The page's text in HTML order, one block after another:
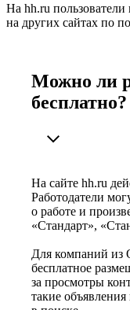
На hh.ru
на других сайтах по
Можно ли
бесплатно?
На сайте hh.ru
Работодатели
о работе и
«Стандарт»,
Для компаний из
бесплатное
за просмотры
такие